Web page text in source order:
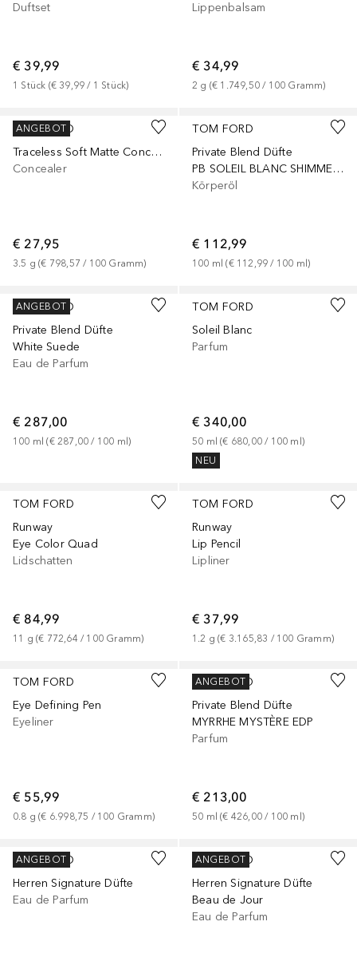
Duftset
€ 39,99
1 Stück (€ 39,99 / 1 Stück)
Lippenbalsam
€ 34,99
2 g (€ 1.749,50 / 100 Gramm)
TOM FORD
Traceless Soft Matte Concealer
Concealer
€ 27,95
3.5 g (€ 798,57 / 100 Gramm)
ANGEBOT
+16
TOM FORD
Private Blend Düfte
PB SOLEIL BLANC SHIMMERING BODY OIL
Körperöl
€ 112,99
100 ml (€ 112,99 / 100 ml)
TOM FORD
Private Blend Düfte
White Suede
Eau de Parfum
€ 287,00
100 ml (€ 287,00 / 100 ml)
ANGEBOT
TOM FORD
Soleil Blanc
Parfum
€ 340,00
50 ml (€ 680,00 / 100 ml )
NEU
TOM FORD
Runway
Eye Color Quad
Lidschatten
€ 84,99
11 g (€ 772,64 / 100 Gramm)
TOM FORD
Runway
Lip Pencil
Lipliner
€ 37,99
1.2 g (€ 3.165,83 / 100 Gramm)
TOM FORD
Eye Defining Pen
Eyeliner
€ 55,99
0.8 g (€ 6.998,75 / 100 Gramm)
TOM FORD
Private Blend Düfte
MYRRHE MYSTÈRE EDP
Parfum
€ 213,00
50 ml (€ 426,00 / 100 ml )
ANGEBOT
TOM FORD
Herren Signature Düfte
Eau de Parfum
ANGEBOT
TOM FORD
Herren Signature Düfte
Beau de Jour
Eau de Parfum
ANGEBOT